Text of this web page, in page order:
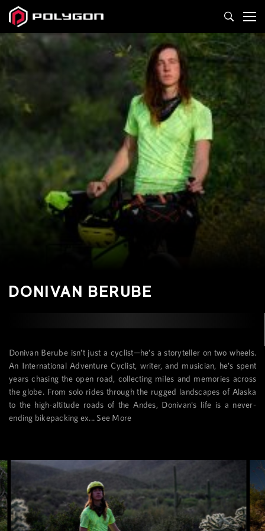
DONIVAN BERUBE
Donivan Berube isn’t just a cyclist—he’s a storyteller on two wheels.
An International Adventure Cyclist, writer, and musician, he’s spent
years chasing the open road, collecting miles and memories across
the globe. From solo rides through the rugged landscapes of Alaska
to the high-altitude roads of the Andes, Donivan's life is a never-
ending bikepacking ex... See More